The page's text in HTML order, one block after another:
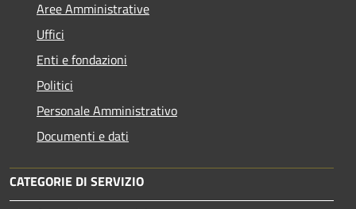
Aree Amministrative
Uffici
Enti e fondazioni
Politici
Personale Amministrativo
Documenti e dati
CATEGORIE DI SERVIZIO